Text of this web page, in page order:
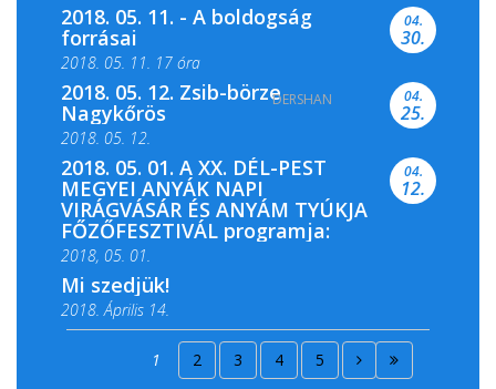
2018. 05. 11. - A boldogság
forrásai
2018. 05. 11. 17 óra
2018. 05. 11. 19 óra
04.
30.
2018. 05. 12. Zsib-börze
Nagykőrös
2018. 05. 12.
04.
25.
2018. 05. 01. A XX. DÉL-PEST
MEGYEI ANYÁK NAPI
VIRÁGVÁSÁR ÉS ANYÁM TYÚKJA
FŐZŐFESZTIVÁL programja:
2018, 05. 01.
04.
12.
Mi szedjük!
2018. Április 14.
2018. Április 15.
1 2 3 4 5
DERSHAN